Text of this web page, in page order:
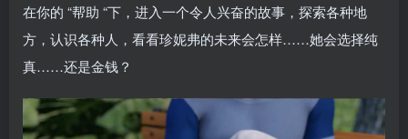
在你的 “帮助 “下，进入一个令人兴奋的故事，探索各种地
方，认识各种人，看看珍妮弗的未来会怎样……她会选择纯
真……还是金钱？